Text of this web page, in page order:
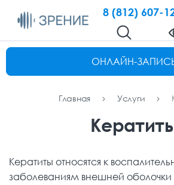
8 (812) 607-
ОНЛАЙН-
Главная Услуги
Кератиты относятся к
заболеваниям внешней